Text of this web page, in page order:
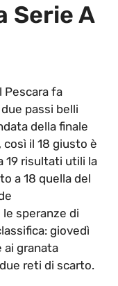
Serie A
Pescara fa
passi belli
della finale
il 18 giusto è
19 risultati utili la
a 18 quella del
speranze di
giovedì
ai granata
reti di scarto.